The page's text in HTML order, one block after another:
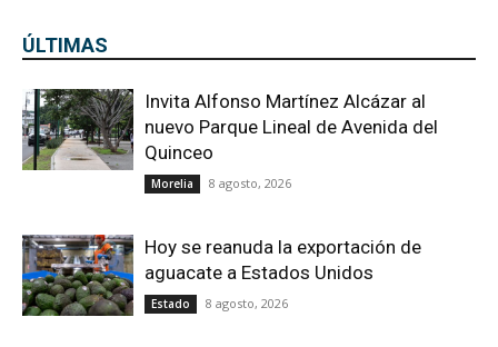
ÚLTIMAS
Invita Alfonso Martínez Alcázar al
nuevo Parque Lineal de Avenida del
Quinceo
Morelia 8 agosto, 2026
Hoy se reanuda la exportación de
aguacate a Estados Unidos
Estado 8 agosto, 2026